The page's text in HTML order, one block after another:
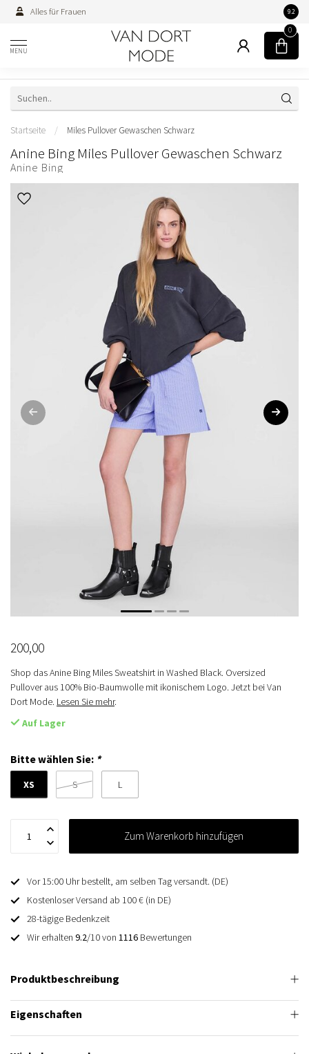
Alles für Frauen 9.2
MENU
0
Startseite / Miles Pullover Gewaschen Schwarz
Anine Bing Miles Pullover Gewaschen Schwarz
Anine Bing
200,00
Shop das Anine Bing Miles Sweatshirt in Washed Black. Oversized
Pullover aus 100% Bio-Baumwolle mit ikonischem Logo. Jetzt bei Van
Dort Mode. Lesen Sie mehr.
Auf Lager
Bitte wählen Sie: *
XS S L
Zum Warenkorb hinzufügen
Vor 15:00 Uhr bestellt, am selben Tag versandt. (DE)
Kostenloser Versand ab 100 € (in DE)
28-tägige Bedenkzeit
Wir erhalten 9.2/10 von 1116 Bewertungen
Produktbeschreibung
Eigenschaften